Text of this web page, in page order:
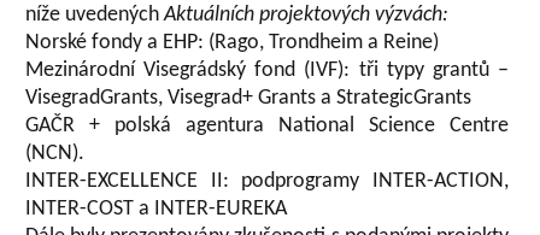
níže uvedenýchAktuálních projektových výzvách:
Norské fondy a EHP: (Rago, Trondheim a Reine)
Mezinárodní Visegrádský fond (IVF): tři typy grantů –
VisegradGrants, Visegrad+ Grants a StrategicGrants
GAČR + polská agentura National Science Centre
(NCN).
INTER-EXCELLENCE II: podprogramy INTER-ACTION,
INTER-COST a INTER-EUREKA